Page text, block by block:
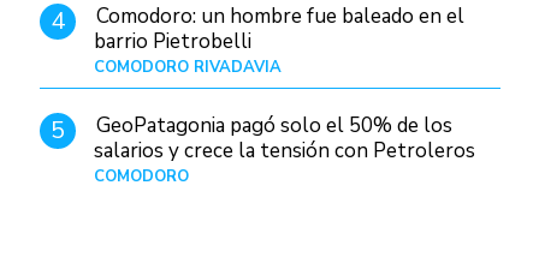
4
Comodoro: un hombre fue baleado en el
barrio Pietrobelli
COMODORO RIVADAVIA
5
GeoPatagonia pagó solo el 50% de los
salarios y crece la tensión con Petroleros
COMODORO